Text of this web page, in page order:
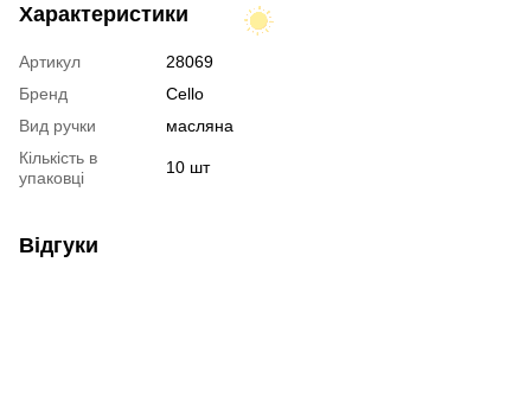
Характеристики
Артикул
28069
Бренд
Cello
Вид ручки
масляна
Кількість в
упаковці
10 шт
Відгуки